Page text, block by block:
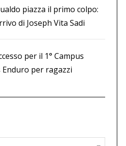
piazza il primo colpo:
di Joseph Vita Sadi
per il 1° Campus
per ragazzi